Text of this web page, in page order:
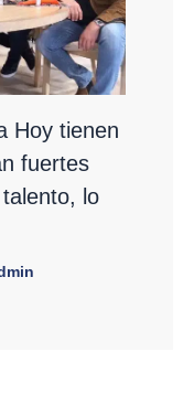
Hoy tienen
fuertes
lo